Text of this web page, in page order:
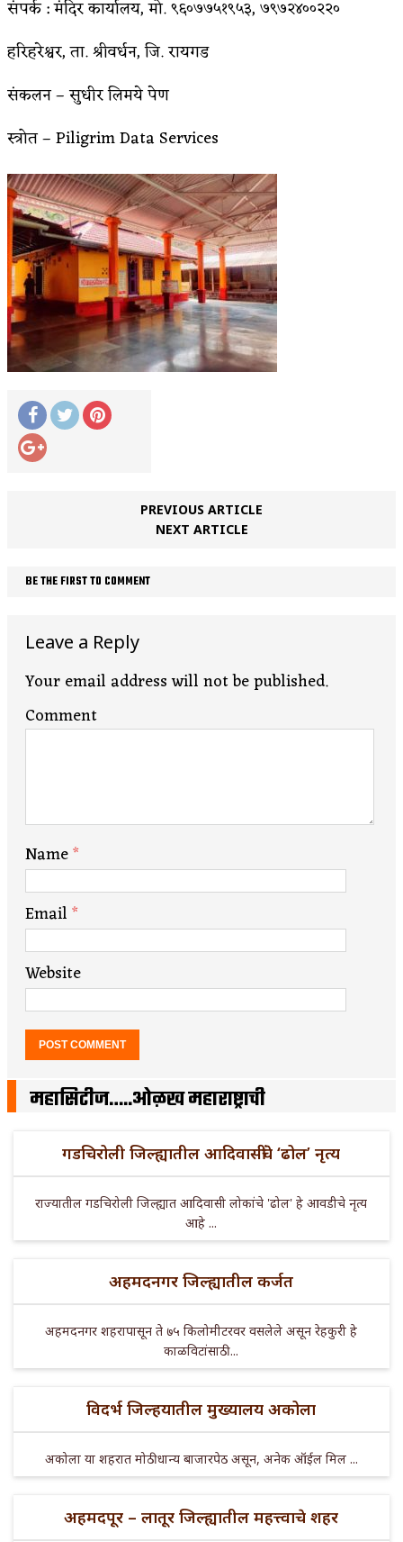
संपर्क : मंदिर कार्यालय, मो. ९६०७७५१९५३, ७९७२४००२२०
हरिहरेश्वर, ता. श्रीवर्धन, जि. रायगड
संकलन – सुधीर लिमये पेण
स्त्रोत – Piligrim Data Services
PREVIOUS ARTICLE
NEXT ARTICLE
BE THE FIRST TO COMMENT
Leave a Reply
Your email address will not be published.
Comment
Name*
Email*
Website
महासिटीज…..ओळख महाराष्ट्राची
गडचिरोली जिल्ह्यातील आदिवासींचे ‘ढोल’ नृत्य
राज्यातील गडचिरोली जिल्ह्यात आदिवासी लोकांचे 'ढोल' हे आवडीचे नृत्य
आहे ...
अहमदनगर जिल्ह्यातील कर्जत
अहमदनगर शहरापासून ते ७५ किलोमीटरवर वसलेले असून रेहकुरी हे
काळविटांसाठी ...
विदर्भ जिल्हयातील मुख्यालय अकोला
अकोला या शहरात मोठी धान्य बाजारपेठ असून, अनेक ऑईल मिल ...
अहमदपूर – लातूर जिल्ह्यातील महत्त्वाचे शहर